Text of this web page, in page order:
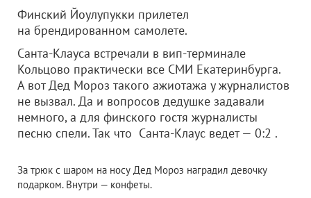
Финский Йоулупукки прилетел
на брендированном самолете.
Санта-Клауса встречали в вип-терминале
Кольцово практически все СМИ Екатеринбурга.
А вот Дед Мороз такого ажиотажа у журналистов
не вызвал. Да и вопросов дедушке задавали
немного, а для финского гостя журналисты
песню спели. Так что Санта-Клаус ведет — 0:2 .
За трюк с шаром на носу Дед Мороз наградил девочку
подарком. Внутри — конфеты.